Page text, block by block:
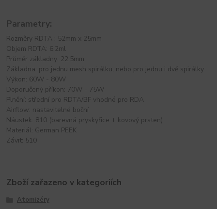
Parametry:
Rozměry RDTA : 52mm x 25mm
Objem RDTA: 6,2ml
Průměr základny: 22,5mm
Základna: pro jednu mesh spirálku, nebo pro jednu i dvě spirálky
Výkon: 60W - 80W
Doporučený příkon: 70W - 75W
Plnění: střední pro RDTA/BF vhodné pro RDA
Airflow: nastavitelné boční
Náustek: 810 (barevná pryskyřice + kovový prsten)
Materiál: German PEEK
Závit: 510
Zboží zařazeno v kategoriích
Atomizéry